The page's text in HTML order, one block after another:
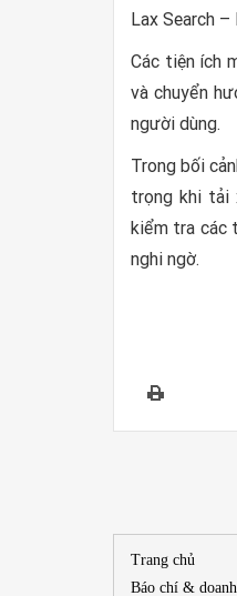
Lax Search
Các tiện ích
và chuyển
người dùng.
Trong bối
trọng khi tải
kiểm tra các
nghi ngờ.
Trang chủ
Báo chí &